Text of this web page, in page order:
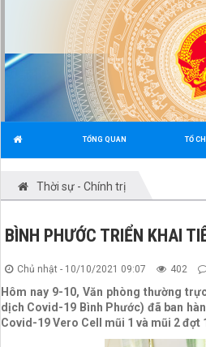
TỔNG QUAN TỔ
Thời sự - Chính trị
BÌNH PHƯỚC TRIỂN KHAI
Chủ nhật - 10/10/2021 09:07 402
Hôm nay 9-10, Văn phòng thường
dịch Covid-19 Bình Phước) đã ban
Covid-19 Vero Cell mũi 1 và mũi 2 đợt